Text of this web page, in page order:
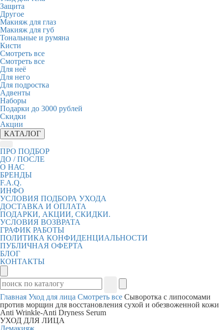
Защита
Другое
Макияж для глаз
Макияж для губ
Тональные и румяна
Кисти
Смотреть все
Смотреть все
Для неё
Для него
Для подростка
Адвенты
Наборы
Подарки до 3000 рублей
Скидки
Акции
КАТАЛОГ
ПРО ПОДБОР
ДО / ПОСЛЕ
О НАС
БРЕНДЫ
F.A.Q.
ИНФО
УСЛОВИЯ ПОДБОРА УХОДА
ДОСТАВКА И ОПЛАТА
ПОДАРКИ, АКЦИИ, СКИДКИ.
УСЛОВИЯ ВОЗВРАТА
ГРАФИК РАБОТЫ
ПОЛИТИКА КОНФИДЕНЦИАЛЬНОСТИ
ПУБЛИЧНАЯ ОФЕРТА
БЛОГ
КОНТАКТЫ
Главная Уход для лица Смотреть все Сыворотка с липосомами
против морщин для восстановления сухой и обезвоженной кожи
Anti Wrinkle-Anti Dryness Serum
УХОД ДЛЯ ЛИЦА
Демакияж